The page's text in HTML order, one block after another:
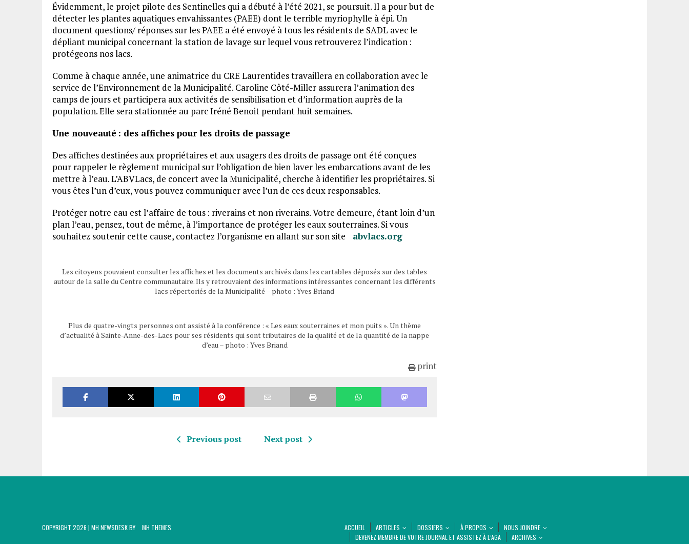
Évidemment, le projet pilote des Sentinelles qui a débuté à l’été 2021, se poursuit. Il a pour but de
détecter les plantes aquatiques envahissantes (PAEE) dont le terrible myriophylle à épi. Un
document questions/ réponses sur les PAEE a été envoyé à tous les résidents de SADL avec le
dépliant municipal concernant la station de lavage sur lequel vous retrouverez l’indication :
protégeons nos lacs.
Comme à chaque année, une animatrice du CRE Laurentides travaillera en collaboration avec le
service de l’Environnement de la Municipalité. Caroline Côté-Miller assurera l’animation des
camps de jours et participera aux activités de sensibilisation et d’information auprès de la
population. Elle sera stationnée au parc Iréné Benoit pendant huit semaines.
Une nouveauté : des affiches pour les droits de passage
Des affiches destinées aux propriétaires et aux usagers des droits de passage ont été conçues
pour rappeler le règlement municipal sur l’obligation de bien laver les embarcations avant de les
mettre à l’eau. L’ABVLacs, de concert avec la Municipalité, cherche à identifier les propriétaires. Si
vous êtes l’un d’eux, vous pouvez communiquer avec l’un de ces deux responsables.
Protéger notre eau est l’affaire de tous : riverains et non riverains. Votre demeure, étant loin d’un
plan l’eau, pensez, tout de même, à l’importance de protéger les eaux souterraines. Si vous
souhaitez soutenir cette cause, contactez l’organisme en allant sur son site
abvlacs.org
Les citoyens pouvaient consulter les affiches et les documents archivés dans les cartables déposés sur des tables
autour de la salle du Centre communautaire. Ils y retrouvaient des informations intéressantes concernant les différents
lacs répertoriés de la Municipalité – photo : Yves Briand
Plus de quatre-vingts personnes ont assisté à la conférence : « Les eaux souterraines et mon puits ». Un thème
d’actualité à Sainte-Anne-des-Lacs pour ses résidents qui sont tributaires de la qualité et de la quantité de la nappe
d’eau – photo : Yves Briand
print
Previous post Next post
ACCUEIL ARTICLES DOSSIERS À PROPOS
NOUS JOINDRE
DEVENEZ MEMBRE DE VOTRE JOURNAL ET ASSISTEZ À L’AGA
ARCHIVES
COPYRIGHT 2026 | MH NEWSDESK BY MH THEMES